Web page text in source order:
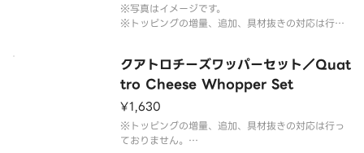
※写真はイメージです。
※トッピングの増量、追加、具材抜きの対応は行っ
クアトロチーズワッパーセット／Quat
tro Cheese Whopper Set
¥1,630
※トッピングの増量、追加、具材抜きの対応は行っ
ておりません。